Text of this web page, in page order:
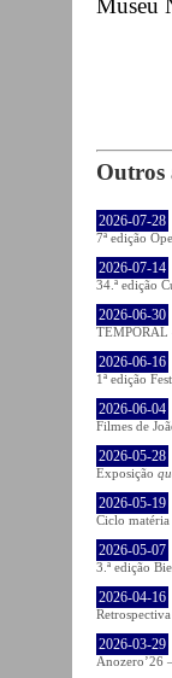
Museu
Outros
2026-07-28
7ª edição
2026-07-14
34.ª edição
2026-06-30
TEMPORAL
2026-06-16
1ª edição
2026-06-04
Filmes de
2026-05-28
Exposição
2026-05-19
Ciclo
2026-05-07
3.ª edição
2026-04-16
2026-03-29
Anozero’26